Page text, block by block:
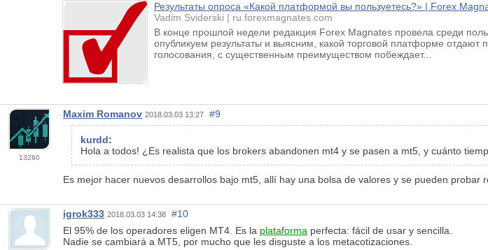
Результаты опроса «Какой платформой вы пользуетесь?» | Forex
Vadim Sviderski
ru.forexmagnates.com
В конце прошлой недели редакция Forex Magnates провела среди
опубликуем результаты и выясним, какой торговой платформе отдают
голосования, с существенным преимуществом побеждает...
13260
Maxim Romanov 2018.03.03 13:27 #9
kurdd:
Hola a todos! ¿Es realista que los brokers abandonen mt4 y se pasen a mt5, y cuánto
Es mejor hacer nuevos desarrollos bajo mt5, allí hay una bolsa de valores y se pueden probar
igrok333 2018.03.03 14:38
#10
El 95% de los operadores eligen MT4. Es la plataforma perfecta: fácil de usar y sencilla.
Nadie se cambiará a MT5, por mucho que les disguste a los metacotizaciones.